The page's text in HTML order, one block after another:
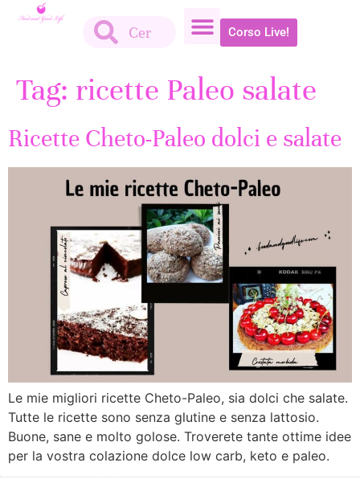
Corso Live!
Tag: ricette Paleo salate
Ricette Cheto-Paleo dolci e salate
Le mie migliori ricette Cheto-Paleo, sia dolci che salate.
Tutte le ricette sono senza glutine e senza lattosio.
Buone, sane e molto golose. Troverete tante ottime idee
per la vostra colazione dolce low carb, keto e paleo.